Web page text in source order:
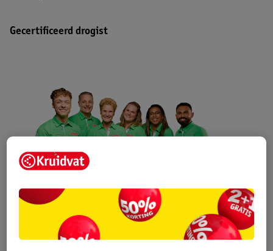
Gecertificeerd drogist
Kruidvat is een erkend specialist in